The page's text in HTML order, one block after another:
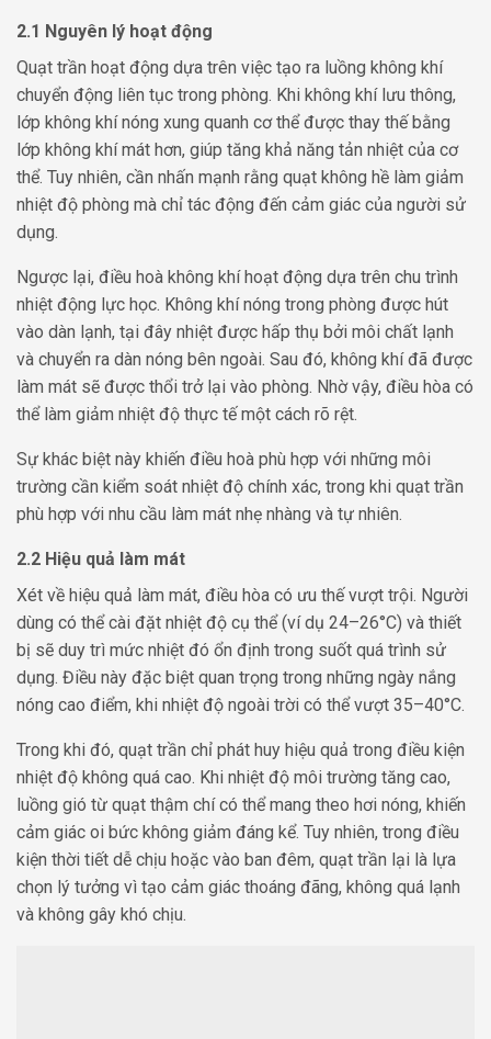
2.1 Nguyên lý hoạt động
Quạt trần hoạt động dựa trên việc tạo ra luồng không khí
chuyển động liên tục trong phòng. Khi không khí lưu thông,
lớp không khí nóng xung quanh cơ thể được thay thế bằng
lớp không khí mát hơn, giúp tăng khả năng tản nhiệt của cơ
thể. Tuy nhiên, cần nhấn mạnh rằng quạt không hề làm giảm
nhiệt độ phòng mà chỉ tác động đến cảm giác của người sử
dụng.
Ngược lại, điều hoà không khí hoạt động dựa trên chu trình
nhiệt động lực học. Không khí nóng trong phòng được hút
vào dàn lạnh, tại đây nhiệt được hấp thụ bởi môi chất lạnh
và chuyển ra dàn nóng bên ngoài. Sau đó, không khí đã được
làm mát sẽ được thổi trở lại vào phòng. Nhờ vậy, điều hòa có
thể làm giảm nhiệt độ thực tế một cách rõ rệt.
Sự khác biệt này khiến điều hoà phù hợp với những môi
trường cần kiểm soát nhiệt độ chính xác, trong khi quạt trần
phù hợp với nhu cầu làm mát nhẹ nhàng và tự nhiên.
2.2 Hiệu quả làm mát
Xét về hiệu quả làm mát, điều hòa có ưu thế vượt trội. Người
dùng có thể cài đặt nhiệt độ cụ thể (ví dụ 24–26°C) và thiết
bị sẽ duy trì mức nhiệt đó ổn định trong suốt quá trình sử
dụng. Điều này đặc biệt quan trọng trong những ngày nắng
nóng cao điểm, khi nhiệt độ ngoài trời có thể vượt 35–40°C.
Trong khi đó, quạt trần chỉ phát huy hiệu quả trong điều kiện
nhiệt độ không quá cao. Khi nhiệt độ môi trường tăng cao,
luồng gió từ quạt thậm chí có thể mang theo hơi nóng, khiến
cảm giác oi bức không giảm đáng kể. Tuy nhiên, trong điều
kiện thời tiết dễ chịu hoặc vào ban đêm, quạt trần lại là lựa
chọn lý tưởng vì tạo cảm giác thoáng đãng, không quá lạnh
và không gây khó chịu.